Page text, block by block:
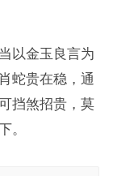
以金玉良言为
蛇贵在稳，通
挡煞招贵，莫
。